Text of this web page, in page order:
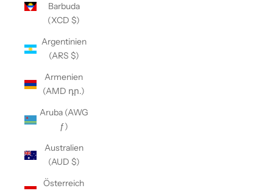
Barbuda
(XCD $)
Argentinien
(ARS $)
Armenien
(AMD դր.)
Aruba (AWG
ƒ)
Australien
(AUD $)
Österreich